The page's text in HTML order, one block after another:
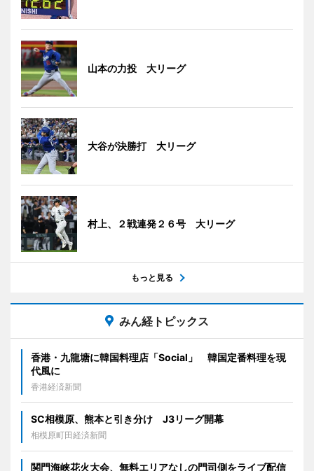
山本の力投 大リーグ
大谷が決勝打 大リーグ
村上、２戦連発２６号 大リーグ
もっと見る
みん経トピックス
香港・九龍塘に韓国料理店「Social」 韓国定番料理を現
代風に
香港経済新聞
SC相模原、熊本と引き分け J3リーグ開幕
相模原町田経済新聞
関門海峡花火大会、無料エリアなしの門司側をライブ配信